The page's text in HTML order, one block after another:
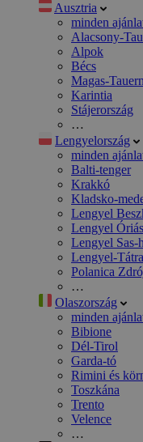
Ausztria
minden
Alacsony-
Alpok
Bécs
Magas-
Karintia
Stájerország
…
Lengyelország
minden
Balti-tenger
Krakkó
Kladsko-
Lengyel
Lengyel
Lengyel Sas-
Lengyel-Tátra
Polanica
…
Olaszország
minden
Bibione
Dél-Tirol
Garda-tó
Rimini és
Toszkána
Trento
Velence
…